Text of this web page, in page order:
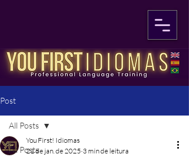
Post
All Posts
All Posts
You First! Idiomas
21 de jan. de 2025 3 min de leitura